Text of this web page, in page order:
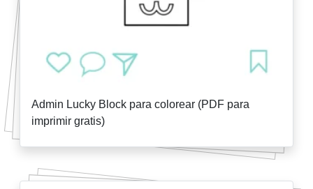
Admin Lucky Block para colorear (PDF para
imprimir gratis)